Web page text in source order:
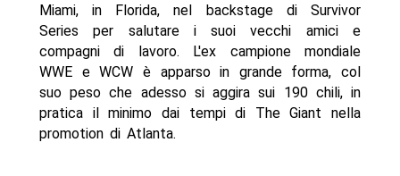
Miami, in Florida, nel backstage di Survivor
Series per salutare i suoi vecchi amici e
compagni di lavoro. L'ex campione mondiale
WWE e WCW è apparso in grande forma, col
suo peso che adesso si aggira sui 190 chili, in
pratica il minimo dai tempi di The Giant nella
promotion di Atlanta.